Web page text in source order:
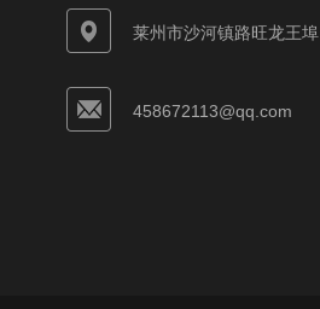
莱州市沙河镇路旺龙王埠
458672113@qq.com